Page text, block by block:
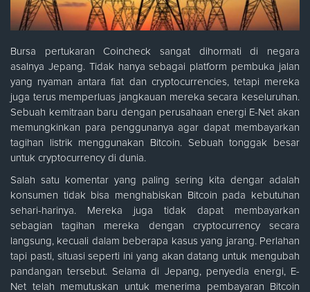
Bursa pertukaran Coincheck sangat dihormati di negara
asalnya Jepang. Tidak hanya sebagai platform pembuka jalan
yang nyaman antara fiat dan cryptocurrencies, tetapi mereka
juga terus memperluas jangkauan mereka secara keseluruhan.
Sebuah kemitraan baru dengan perusahaan energi E-Net akan
memungkinkan para penggunanya agar dapat membayarkan
tagihan listrik menggunakan Bitcoin. Sebuah tonggak besar
untuk cryptocurrency di dunia.
Salah satu komentar yang paling sering kita dengar adalah
konsumen tidak bisa menghabiskan Bitcoin pada kebutuhan
sehari-harinya. Mereka juga tidak dapat membayarkan
sebagian tagihan mereka dengan cryptocurrency secara
langsung, kecuali dalam beberapa kasus yang jarang. Perlahan
tapi pasti, situasi seperti ini yang akan datang untuk mengubah
pandangan tersebut. Selama di Jepang, penyedia energi, E-
Net telah memutuskan untuk menerima pembayaran Bitcoin